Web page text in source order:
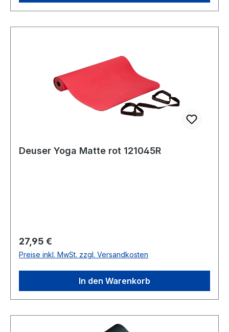
Deuser Yoga Matte rot 121045R
Regulärer Preis:
27,95 €
Preise inkl. MwSt. zzgl. Versandkosten
In den Warenkorb